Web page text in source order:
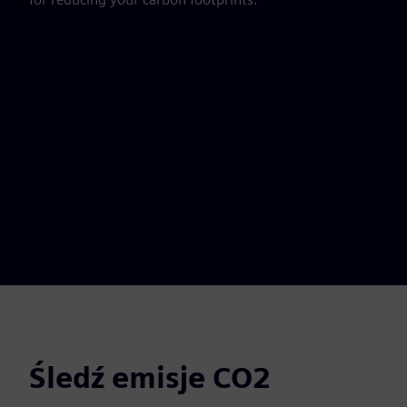
Śledź emisje CO2